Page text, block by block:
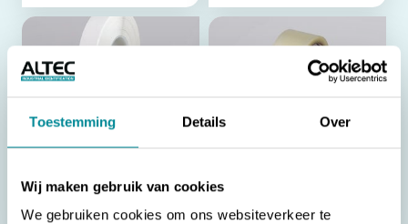
Toestemming Details Over
Wij maken gebruik van cookies
We gebruiken cookies om ons websiteverkeer te
Laminage étiquettes
câbles de grand diamètre
Laminage de protection
les KettleTags